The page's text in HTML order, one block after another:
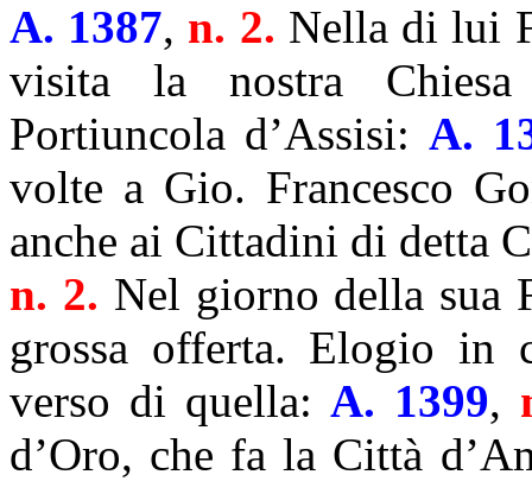
A. 1387, n. 2. Nella di lui
visita la nostra Chiesa
Portiuncola d’Assisi:A.
volte a Gio. Francesco
anche ai Cittadini di detta
n. 2. Nel giorno della sua
grossa offerta. Elogio in
verso di quella: A. 1399,
d’Oro, che fa la Città